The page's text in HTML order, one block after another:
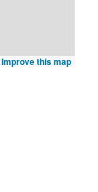
Improve this map